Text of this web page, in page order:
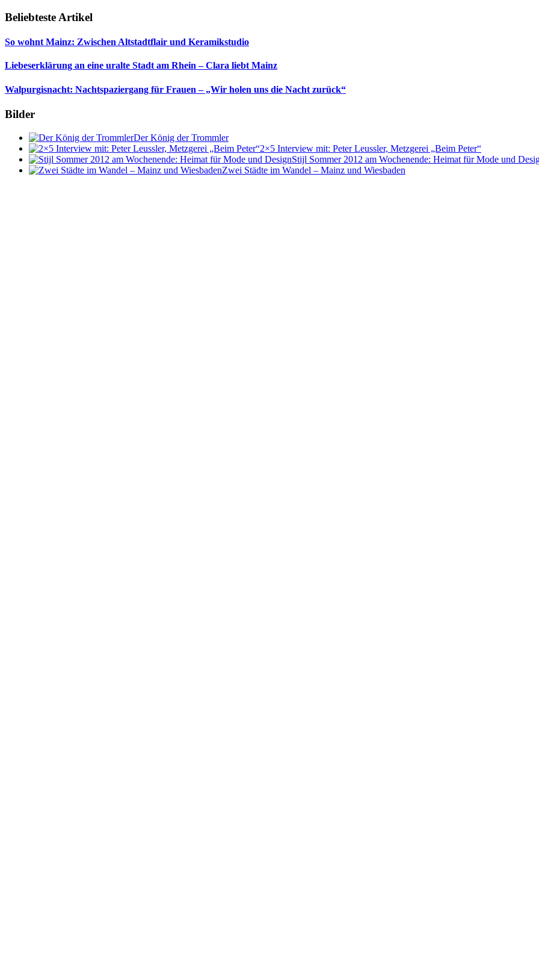
Beliebteste Artikel
So wohnt Mainz: Zwischen Altstadtflair und Keramikstudio
Liebeserklärung an eine uralte Stadt am Rhein – Clara liebt Mainz
Walpurgisnacht: Nachtspaziergang für Frauen – „Wir holen uns die Nacht zurück“
Bilder
Der König der Trommler
2×5 Interview mit: Peter Leussler, Metzgerei „Beim Peter“
Stijl Sommer 2012 am Wochenende: Heimat für Mode und
Zwei Städte im Wandel – Mainz und Wiesbaden